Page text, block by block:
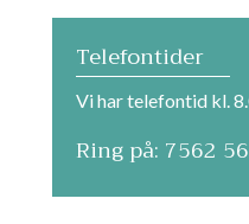
Telefontider
Vi har telefontid kl.
Ring på: 7562